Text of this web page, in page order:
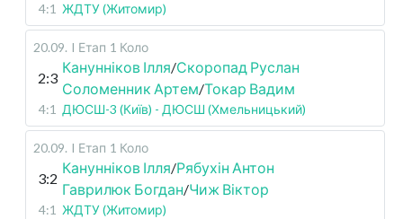
4:1 ЖДТУ (Житомир)
20.09. I Етап 1 Коло
2:3
Канунніков Ілля/Скоропад Руслан
Соломенник Артем/Токар Вадим
4:1 ДЮСШ-3 (Київ) - ДЮСШ (Хмельницький)
20.09. I Етап 1 Коло
3:2
Канунніков Ілля/Рябухін Антон
Гаврилюк Богдан/Чиж Віктор
4:1 ЖДТУ (Житомир)